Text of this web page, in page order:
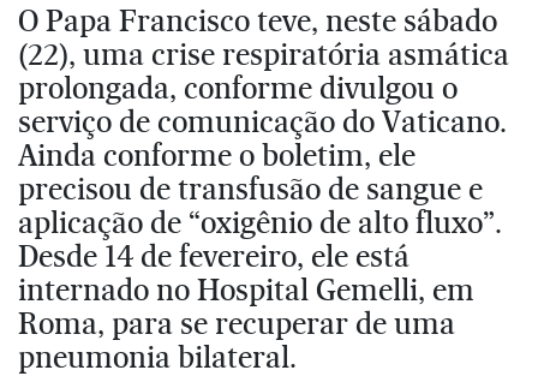
O Papa Francisco teve, neste sábado
(22), uma crise respiratória asmática
prolongada, conforme divulgou o
serviço de comunicação do Vaticano.
Ainda conforme o boletim, ele
precisou de transfusão de sangue e
aplicação de “oxigênio de alto fluxo”.
Desde 14 de fevereiro, ele está
internado no Hospital Gemelli, em
Roma, para se recuperar de uma
pneumonia bilateral.